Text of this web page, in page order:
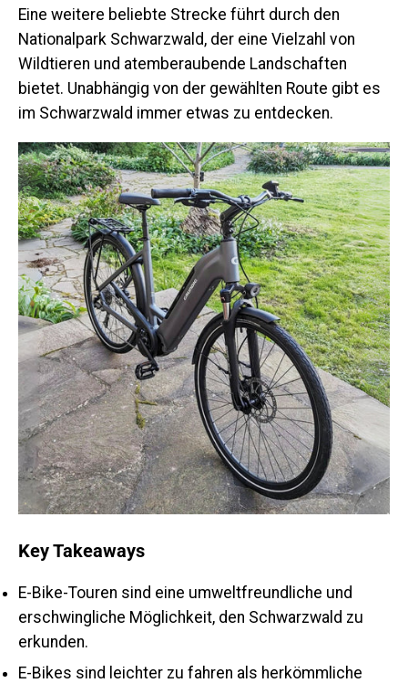
Eine weitere beliebte Strecke führt durch den
Nationalpark Schwarzwald, der eine Vielzahl von
Wildtieren und atemberaubende Landschaften
bietet. Unabhängig von der gewählten Route gibt es
im Schwarzwald immer etwas zu entdecken.
Key Takeaways
E-Bike-Touren sind eine umweltfreundliche und
erschwingliche Möglichkeit, den Schwarzwald zu
erkunden.
E-Bikes sind leichter zu fahren als herkömmliche